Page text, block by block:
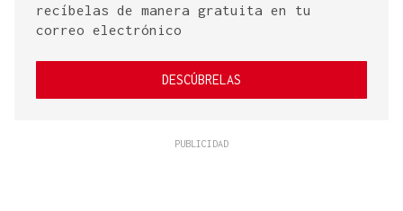
recíbelas de manera gratuita en tu
correo electrónico
DESCÚBRELAS